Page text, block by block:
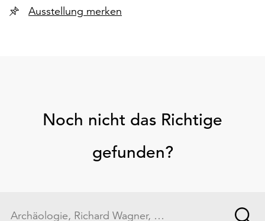
Ausstellung merken
Noch nicht das Richtige
gefunden?